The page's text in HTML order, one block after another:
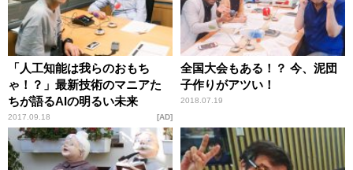
「人工知能は我らのおもち
ゃ！？」最新技術のマニアた
ちが語るAIの明るい未来
2017.09.18 AD
全国大会もある！？ 今、泥団
子作りがアツい！
2018.07.19